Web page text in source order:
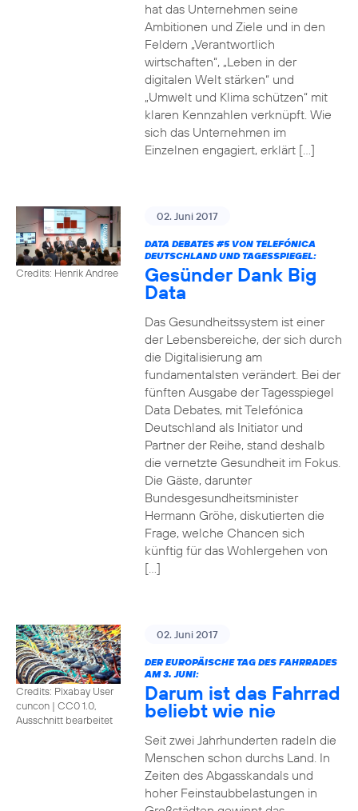
hat das Unternehmen seine
Ambitionen und Ziele und in den
Feldern „Verantwortlich
wirtschaften“, „Leben in der
digitalen Welt stärken“ und
„Umwelt und Klima schützen“ mit
klaren Kennzahlen verknüpft. Wie
sich das Unternehmen im
Einzelnen engagiert, erklärt […]
Credits: Henrik Andree
02. Juni 2017
DATA DEBATES #5VON TELEFÓNICA
DEUTSCHLAND UND TAGESSPIEGEL:
Gesünder Dank Big
Data
Das Gesundheitssystem ist einer
der Lebensbereiche, der sich durch
die Digitalisierung am
fundamentalsten verändert. Bei der
fünften Ausgabe der Tagesspiegel
Data Debates, mit Telefónica
Deutschland als Initiator und
Partner der Reihe, stand deshalb
die vernetzte Gesundheit im Fokus.
Die Gäste, darunter
Bundesgesundheitsminister
Hermann Gröhe, diskutierten die
Frage, welche Chancen sich
künftig für das Wohlergehen von
[…]
Credits: Pixabay User
cuncon | CC0 1.0,
Ausschnitt bearbeitet
02. Juni 2017
DER EUROPÄISCHE TAG DES FAHRRADES
AM 3. JUNI:
Darum ist das Fahrrad
beliebt wie nie
Seit zwei Jahrhunderten radeln die
Menschen schon durchs Land. In
Zeiten des Abgasskandals und
hoher Feinstaubbelastungen in